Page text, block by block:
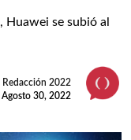
Huawei se subió al
Redacción 2022
Agosto 30, 2022